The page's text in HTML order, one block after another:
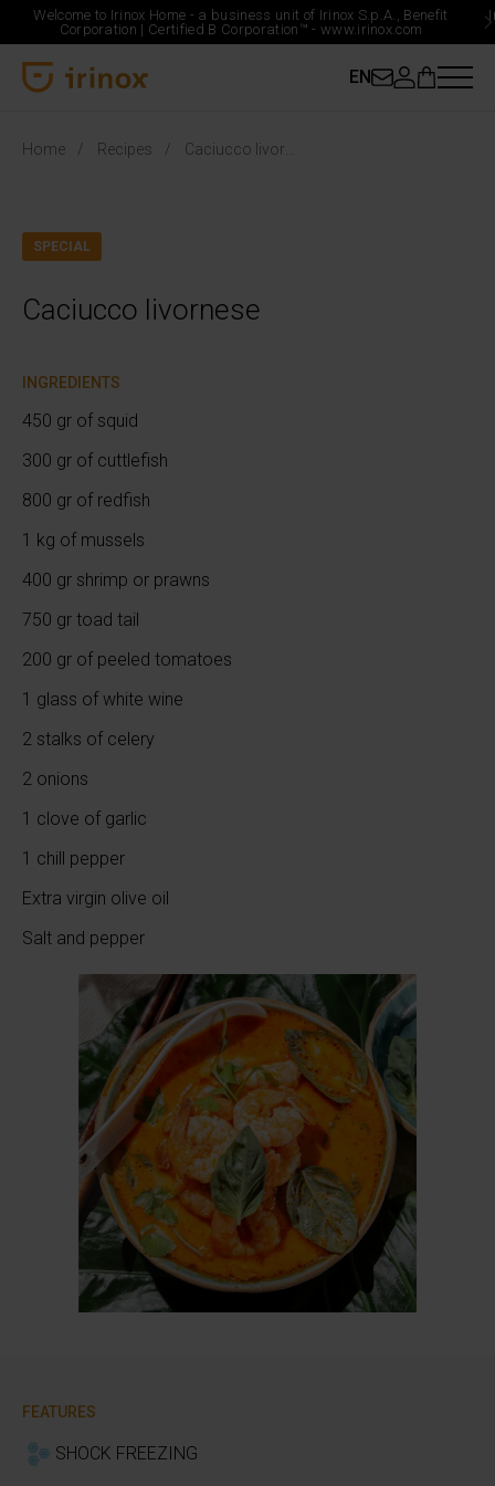
Welcome to Irinox Home - a business unit of Irinox S.p.A., Benefit
Corporation | Certified B Corporation™ - www.irinox.com
EN
Home Recipes
SPECIAL
Caciucco livornese
INGREDIENTS
450 gr of squid
300 gr of cuttlefish
800 gr of redfish
1 kg of mussels
400 gr shrimp or prawns
750 gr toad tail
200 gr of peeled tomatoes
1 glass of white wine
2 stalks of celery
2 onions
1 clove of garlic
1 chill pepper
Extra virgin olive oil
Salt and pepper
FEATURES
SHOCK FREEZING